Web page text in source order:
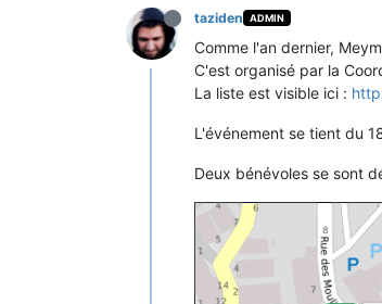
taziden ADMIN
Comme l'an dernier,
C'est organisé par la
La liste est visible ici :
L'événement se tient du
Deux bénévoles se sont